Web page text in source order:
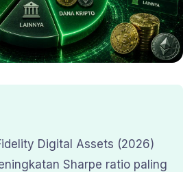
Digital Assets (2026)
Sharpe ratio paling